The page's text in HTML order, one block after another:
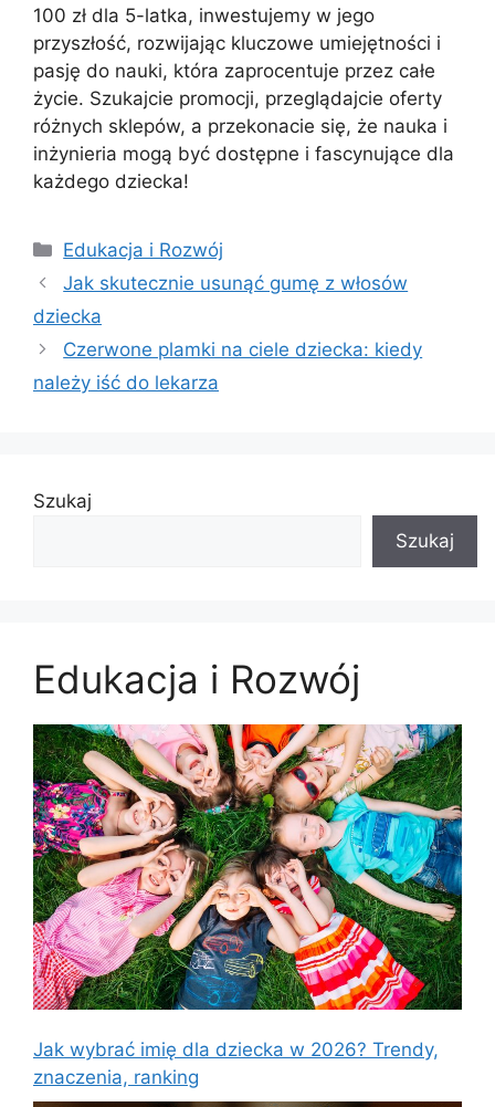
100 zł dla 5-latka, inwestujemy w jego
przyszłość, rozwijając kluczowe umiejętności i
pasję do nauki, która zaprocentuje przez całe
życie. Szukajcie promocji, przeglądajcie oferty
różnych sklepów, a przekonacie się, że nauka i
inżynieria mogą być dostępne i fascynujące dla
każdego dziecka!
Kategorie
Edukacja i Rozwój
Jak skutecznie usunąć gumę z włosów
dziecka
Czerwone plamki na ciele dziecka: kiedy
należy iść do lekarza
Szukaj
Szukaj
Edukacja i Rozwój
Jak wybrać imię dla dziecka w 2026? Trendy,
znaczenia, ranking